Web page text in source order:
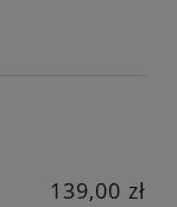
139,00 zł